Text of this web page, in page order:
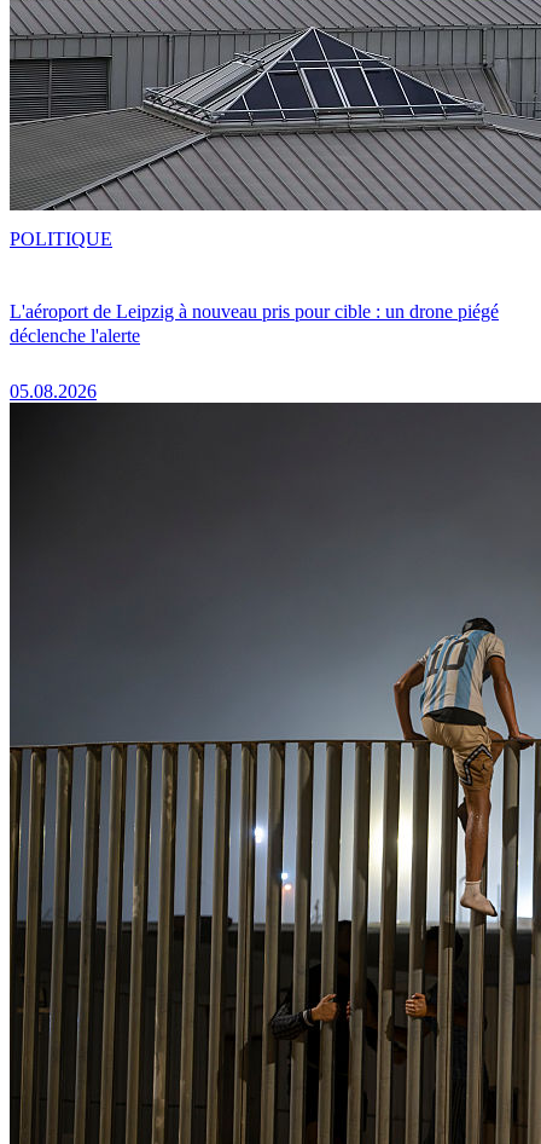
L'aéroport de Leipzig à nouveau pris pour cible : un drone piégé
déclenche l'alerte
05.08.2026
POLITIQUE